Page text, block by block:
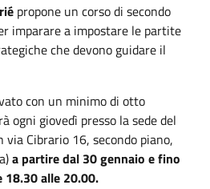
propone un corso di secondo
imparare a impostare le partite
che devono guidare il
con un minimo di otto
ogni giovedì presso la sede del
via Cibrario 16, secondo piano,
a partire dal 30 gennaio e fino
18.30 alle 20.00.